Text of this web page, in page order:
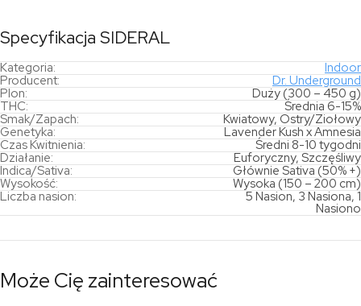
Specyfikacja SIDERAL
Kategoria:
Indoor
Producent:
Dr. Underground
Plon:
Duży (300 – 450 g)
THC:
Średnia 6-15%
Smak/Zapach:
Kwiatowy, Ostry/Ziołowy
Genetyka:
Lavender Kush x Amnesia
Czas Kwitnienia:
Średni 8-10 tygodni
Działanie:
Euforyczny, Szczęśliwy
Indica/Sativa:
Głównie Sativa (50% +)
Wysokość:
Wysoka (150 – 200 cm)
Liczba nasion:
5 Nasion, 3 Nasiona, 1
Nasiono
Może Cię zainteresować